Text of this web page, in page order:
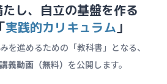
し、自立の基盤を作る
実践的カリキュラム 」
を進めるための「教科書」となる、
義動画（無料） を公開します。